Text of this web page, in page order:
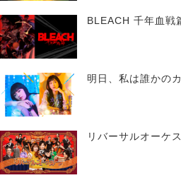
BLEACH 千年血戦
明日、私は誰かの
リバーサルオーケ